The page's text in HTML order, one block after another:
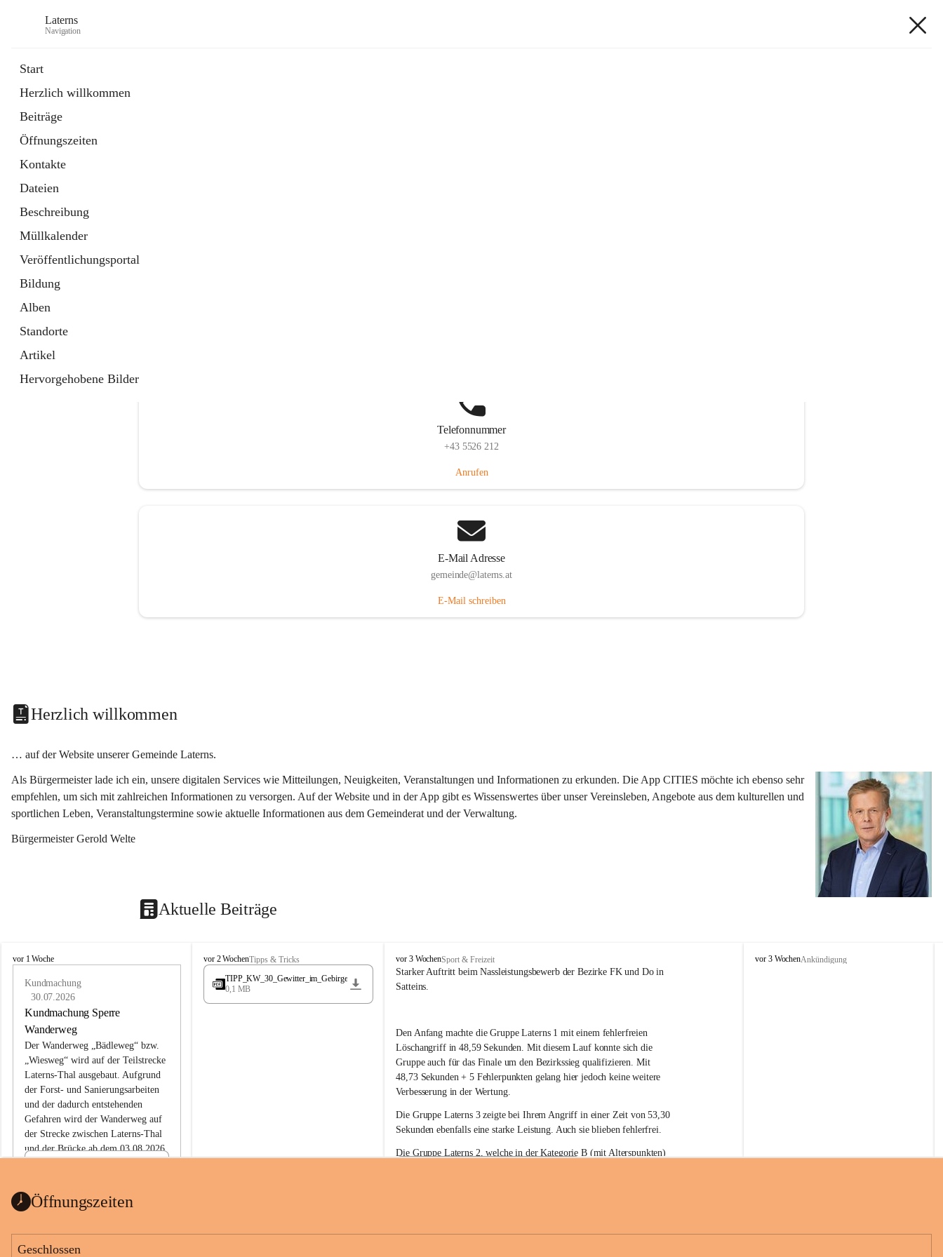
Laterns
Navigation
Start
Herzlich willkommen
Beiträge
Öffnungszeiten
Kontakte
Dateien
Beschreibung
Müllkalender
Veröffentlichungsportal
Bildung
Alben
Standorte
Artikel
Hervorgehobene Bilder
Telefonnummer
+43 5526 212
Anrufen
E-Mail Adresse
gemeinde@laterns.at
E-Mail schreiben
Herzlich willkommen
… auf der Website unserer Gemeinde Laterns.
Als Bürgermeister lade ich ein, unsere digitalen Services wie Mitteilungen, Neuigkeiten, Veranstaltungen und Informationen zu erkunden. Die App CITIES möchte ich ebenso sehr
empfehlen, um sich mit zahlreichen Informationen zu versorgen. Auf der Website und in der App gibt es Wissenswertes über unser Vereinsleben, Angebote aus dem kulturellen und
sportlichen Leben, Veranstaltungstermine sowie aktuelle Informationen aus dem Gemeinderat und der Verwaltung.
Bürgermeister Gerold Welte
Aktuelle Beiträge
L
vor 1 Woche
Kundmachung
30.07.2026
Kundmachung Sperre
Wanderweg
Der Wanderweg „Bädleweg“ bzw.
„Wiesweg“ wird auf der Teilstrecke
Laterns-Thal ausgebaut. Aufgrund
der Forst- und Sanierungsarbeiten
und der dadurch entstehenden
Gefahren wird der Wanderweg auf
der Strecke zwischen Laterns-Thal
und der Brücke ab dem 03.08.2026
ht
1 Seite•0,1 MB
L
a
e
vor 2 WochenTipps & Tricks
TIPP_KW_30_Gewitter_im_Gebirge
0,1 MB
F
r
e
l
l
i
g
e
F
e
u
e
r
w
t
vor 3 WochenSport & Freizeit
Starker Auftritt beim Nassleistungsbewerb der Bezirke FK und Do in
Satteins.
Den Anfang machte die Gruppe Laterns 1 mit einem fehlerfreien
Löschangriff in 48,59 Sekunden. Mit diesem Lauf konnte sich die
Gruppe auch für das Finale um den Bezirkssieg qualifizieren. Mit
48,73 Sekunden + 5 Fehlerpunkten gelang hier jedoch keine weitere
Verbesserung in der Wertung.
Die Gruppe Laterns 3 zeigte bei Ihrem Angriff in einer Zeit von 53,30
Sekunden ebenfalls eine starke Leistung. Auch sie blieben fehlerfrei.
Die Gruppe Laterns 2, welche in der Kategorie B (mit Alterspunkten)
L
vor 3 WochenAnkündigung
Öffnungszeiten
Geschlossen